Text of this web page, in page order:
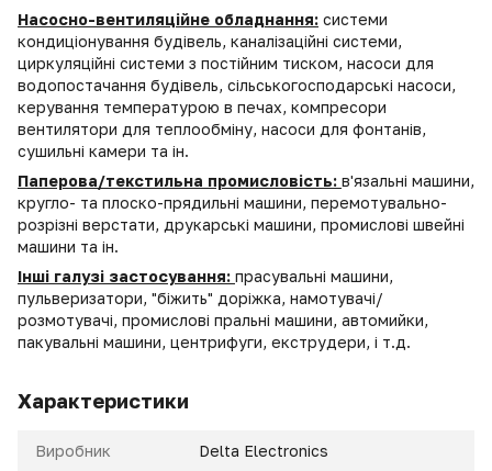
Насосно-вентиляційне обладнання: системи
кондиціонування будівель, каналізаційні системи,
циркуляційні системи з постійним тиском, насоси для
водопостачання будівель, сільськогосподарські насоси,
керування температурою в печах, компресори
вентилятори для теплообміну, насоси для фонтанів,
сушильні камери та ін.
Паперова/текстильна промисловість: в'язальні машини,
кругло- та плоско-прядильні машини, перемотувально-
розрізні верстати, друкарські машини, промислові швейні
машини та ін.
Інші галузі застосування: прасувальні машини,
пульверизатори, "біжить" доріжка, намотувачі/
розмотувачі, промислові пральні машини, автомийки,
пакувальні машини, центрифуги, екструдери, і т.д.
Характеристики
Виробник Delta Electronics